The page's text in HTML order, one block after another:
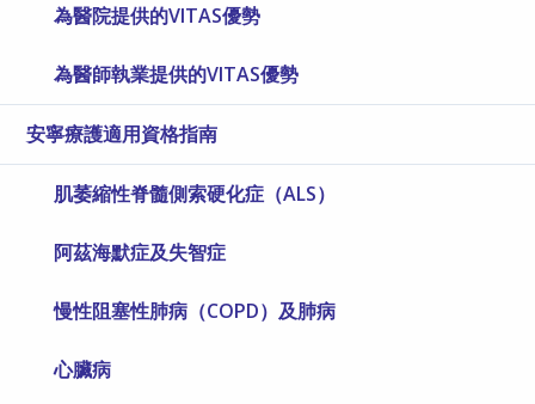
為醫院提供的VITAS優勢
為醫師執業提供的VITAS優勢
安寧療護適用資格指南
肌萎縮性脊髓側索硬化症（ALS）
阿茲海默症及失智症
慢性阻塞性肺病（COPD）及肺病
心臟病